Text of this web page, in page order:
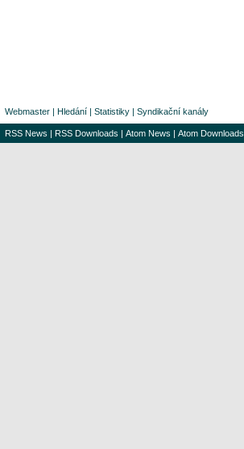
Webmaster | Hledání | Statistiky | Syndikační kanály
RSS News | RSS Downloads | Atom News | Atom Downloads